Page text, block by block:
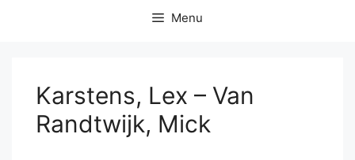
Menu
Karstens, Lex – Van
Randtwijk, Mick